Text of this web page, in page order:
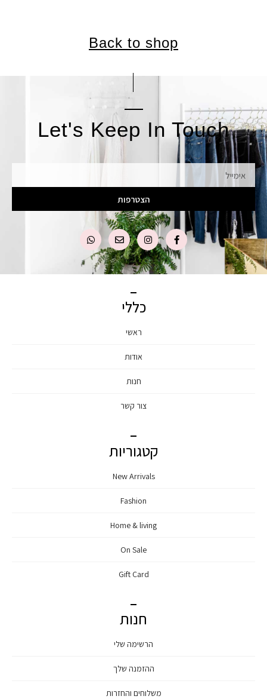
Back to shop
Let's Keep In Touch
אימייל
הצטרפות
כללי
ראשי
אודות
חנות
צור קשר
קטגוריות
New Arrivals
Fashion
Home & living
On Sale
Gift Card
חנות
הרשימה שלי
ההזמנה שלך
משלוחים והחזרות